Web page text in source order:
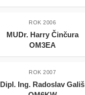
ROK 2006
MUDr. Harry Činčura
OM3EA
ROK 2007
Dipl. Ing. Radoslav Gališ